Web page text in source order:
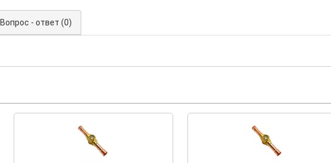
Вопрос - ответ (0)